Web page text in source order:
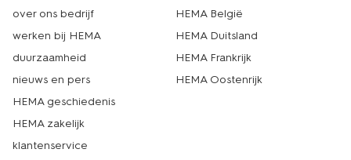
over ons bedrijf
werken bij HEMA
duurzaamheid
nieuws en pers
HEMA geschiedenis
HEMA zakelijk
klantenservice
HEMA België
HEMA Duitsland
HEMA Frankrijk
HEMA Oostenrijk